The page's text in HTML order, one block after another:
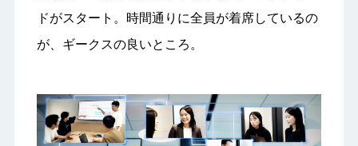
ドがスタート。時間通りに全員が着席しているの
が、ギークスの良いところ。